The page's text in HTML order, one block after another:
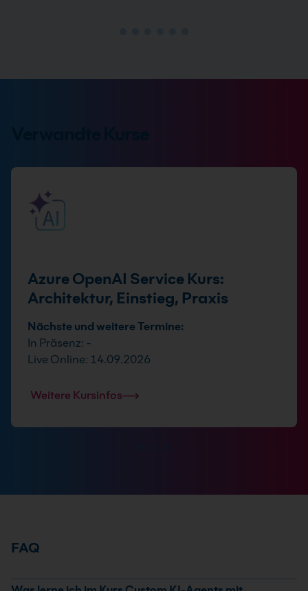
Azure OpenAI Service Kurs:
Architektur, Einstieg, Praxis
Nächste und weitere Termine:
In Präsenz: -
Live Online: 14.09.2026
Weitere Kursinfos
FAQ